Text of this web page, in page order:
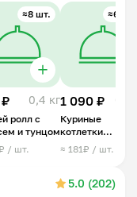
≈8 шт.
0,4 кг
ролл с
и тунцом
/ шт.
≈6 шт.
1 090 ₽
Куриные
котлетки
«Мамины»
≈ 181₽ / шт.
5.0 (202)